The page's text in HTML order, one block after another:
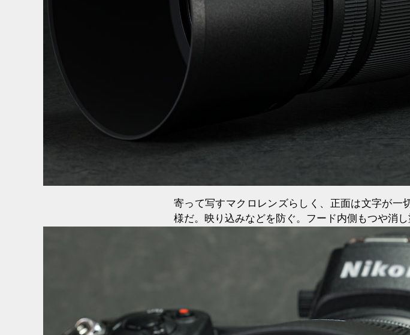
寄って写すマクロレンズらしく、正面は文字が
様だ。映り込みなどを防ぐ。フード内側もつや消し